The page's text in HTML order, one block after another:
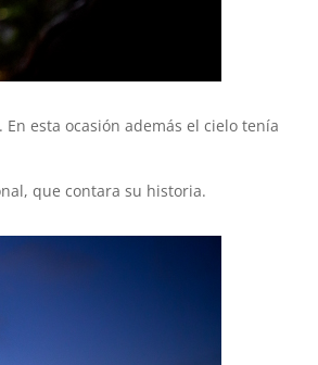
esta ocasión además el cielo tenía
que contara su historia.